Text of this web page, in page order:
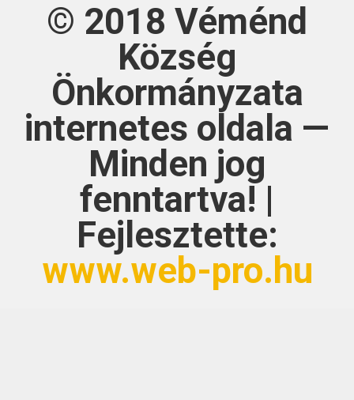
© 2018 Véménd
Község
Önkormányzata
internetes oldala —
Minden jog
fenntartva! |
Fejlesztette:
www.web-pro.hu